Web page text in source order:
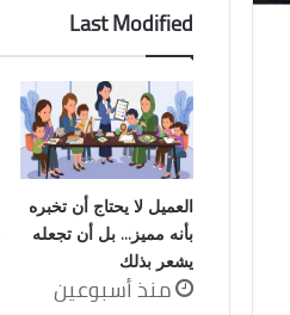
Last Modified
العميل لا يحتاج أن تخبره
بأنه مميز… بل أن تجعله
يشعر بذلك
منذ أسبوعين